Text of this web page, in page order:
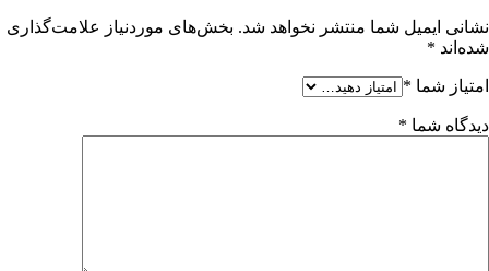
نشانی ایمیل شما منتشر نخواهد شد. بخش‌های موردنیاز علامت‌گذاری
شده‌اند *
امتیاز شما *
دیدگاه شما *